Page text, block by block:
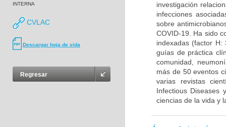
INTERNA
CVLAC
Descargar hoja de vida
Regresar
investigación
infecciones
sobre
COVID-19. Ha sido
indexadas (factor
guías de práctica
comunidad,
más de 50 eventos
varias revistas
Infectious Diseases
ciencias de la vida y